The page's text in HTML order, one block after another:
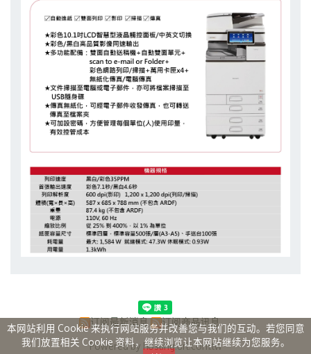
订阅最新消息 订阅商品讯息
Powered by hosting.url.com.tw
本网站利用 Cookie 来执行网站服务并改善您与我们的互动。若您同意
我们放置相关 Cookie 资料，继续浏览让本网站继续为您服务。